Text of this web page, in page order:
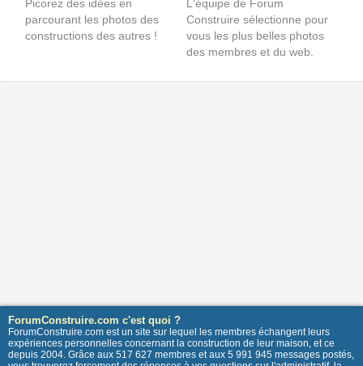
Picorez des idées en
parcourant les photos des
constructions des autres !
L'équipe de Forum
Construire sélectionne pour
vous les plus belles photos
des membres et du web.
ForumConstruire.com c'est quoi ?
ForumConstruire.com est un site sur lequel les membres échangent leurs
expériences personnelles concernant la construction de leur maison, et ce
depuis 2004. Grâce aux 517 627 membres et aux 5 991 945 messages postés,